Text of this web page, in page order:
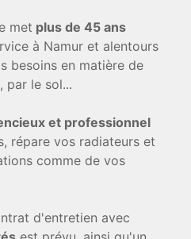
met plus de 45 ans
à Namur et alentours
besoins en matière de
par le sol...
et professionnel
répare vos radiateurs et
comme de vos
d'entretien avec